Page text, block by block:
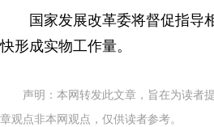
国家发展改革委将督促指导
快形成实物工作量。
声明：本网转发此文章，旨在为读者
章观点非本网观点，仅供读者参考。